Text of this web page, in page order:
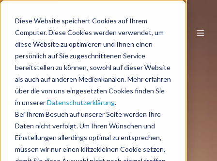
Diese Website speichert Cookies auf Ihrem
Computer. Diese Cookies werden verwendet, um
diese Website zu optimieren und Ihnen einen
persönlich auf Sie zugeschnittenen Service
bereitstellen zu können, sowohl auf dieser Website
als auch auf anderen Medienkanälen. Mehr erfahren
über die von uns eingesetzten Cookies finden Sie
in unsererDatenschutzerklärung.
Bei Ihrem Besuch auf unserer Seite werden Ihre
Daten nicht verfolgt. Um Ihren Wünschen und
Einstellungen allerdings optimal zu entsprechen,
müssen wir nur einen klitzekleinen Cookie setzen,
DE